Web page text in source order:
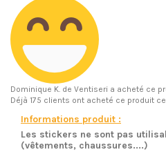
Dominique K. de Ventiseri a acheté ce
Déjà 175 clients ont acheté ce produit
Informations produit :
Les stickers ne sont pas
(vêtements, chaussures....)